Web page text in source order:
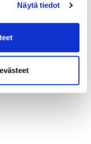
Näytä tiedot